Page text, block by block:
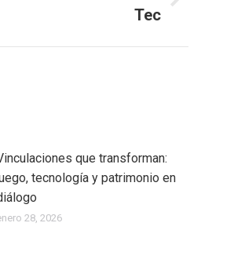
Tec
que transforman:
tecnología y patrimonio en
28, 2026